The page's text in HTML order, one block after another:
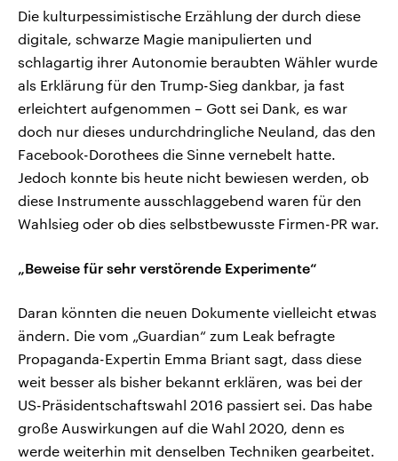
Die kulturpessimistische Erzählung der durch diese
digitale, schwarze Magie manipulierten und
schlagartig ihrer Autonomie beraubten Wähler wurde
als Erklärung für den Trump-Sieg dankbar, ja fast
erleichtert aufgenommen – Gott sei Dank, es war
doch nur dieses undurchdringliche Neuland, das den
Facebook-Dorothees die Sinne vernebelt hatte.
Jedoch konnte bis heute nicht bewiesen werden, ob
diese Instrumente ausschlaggebend waren für den
Wahlsieg oder ob dies selbstbewusste Firmen-PR war.
„Beweise für sehr verstörende Experimente“
Daran könnten die neuen Dokumente vielleicht etwas
ändern. Die vom „Guardian“ zum Leak befragte
Propaganda-Expertin Emma Briant sagt, dass diese
weit besser als bisher bekannt erklären, was bei der
US-Präsidentschaftswahl 2016 passiert sei. Das habe
große Auswirkungen auf die Wahl 2020, denn es
werde weiterhin mit denselben Techniken gearbeitet.